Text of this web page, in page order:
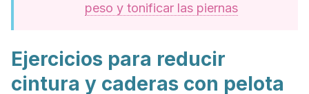
peso y tonificar las piernas
Ejercicios para reducir
cintura y caderas con pelota